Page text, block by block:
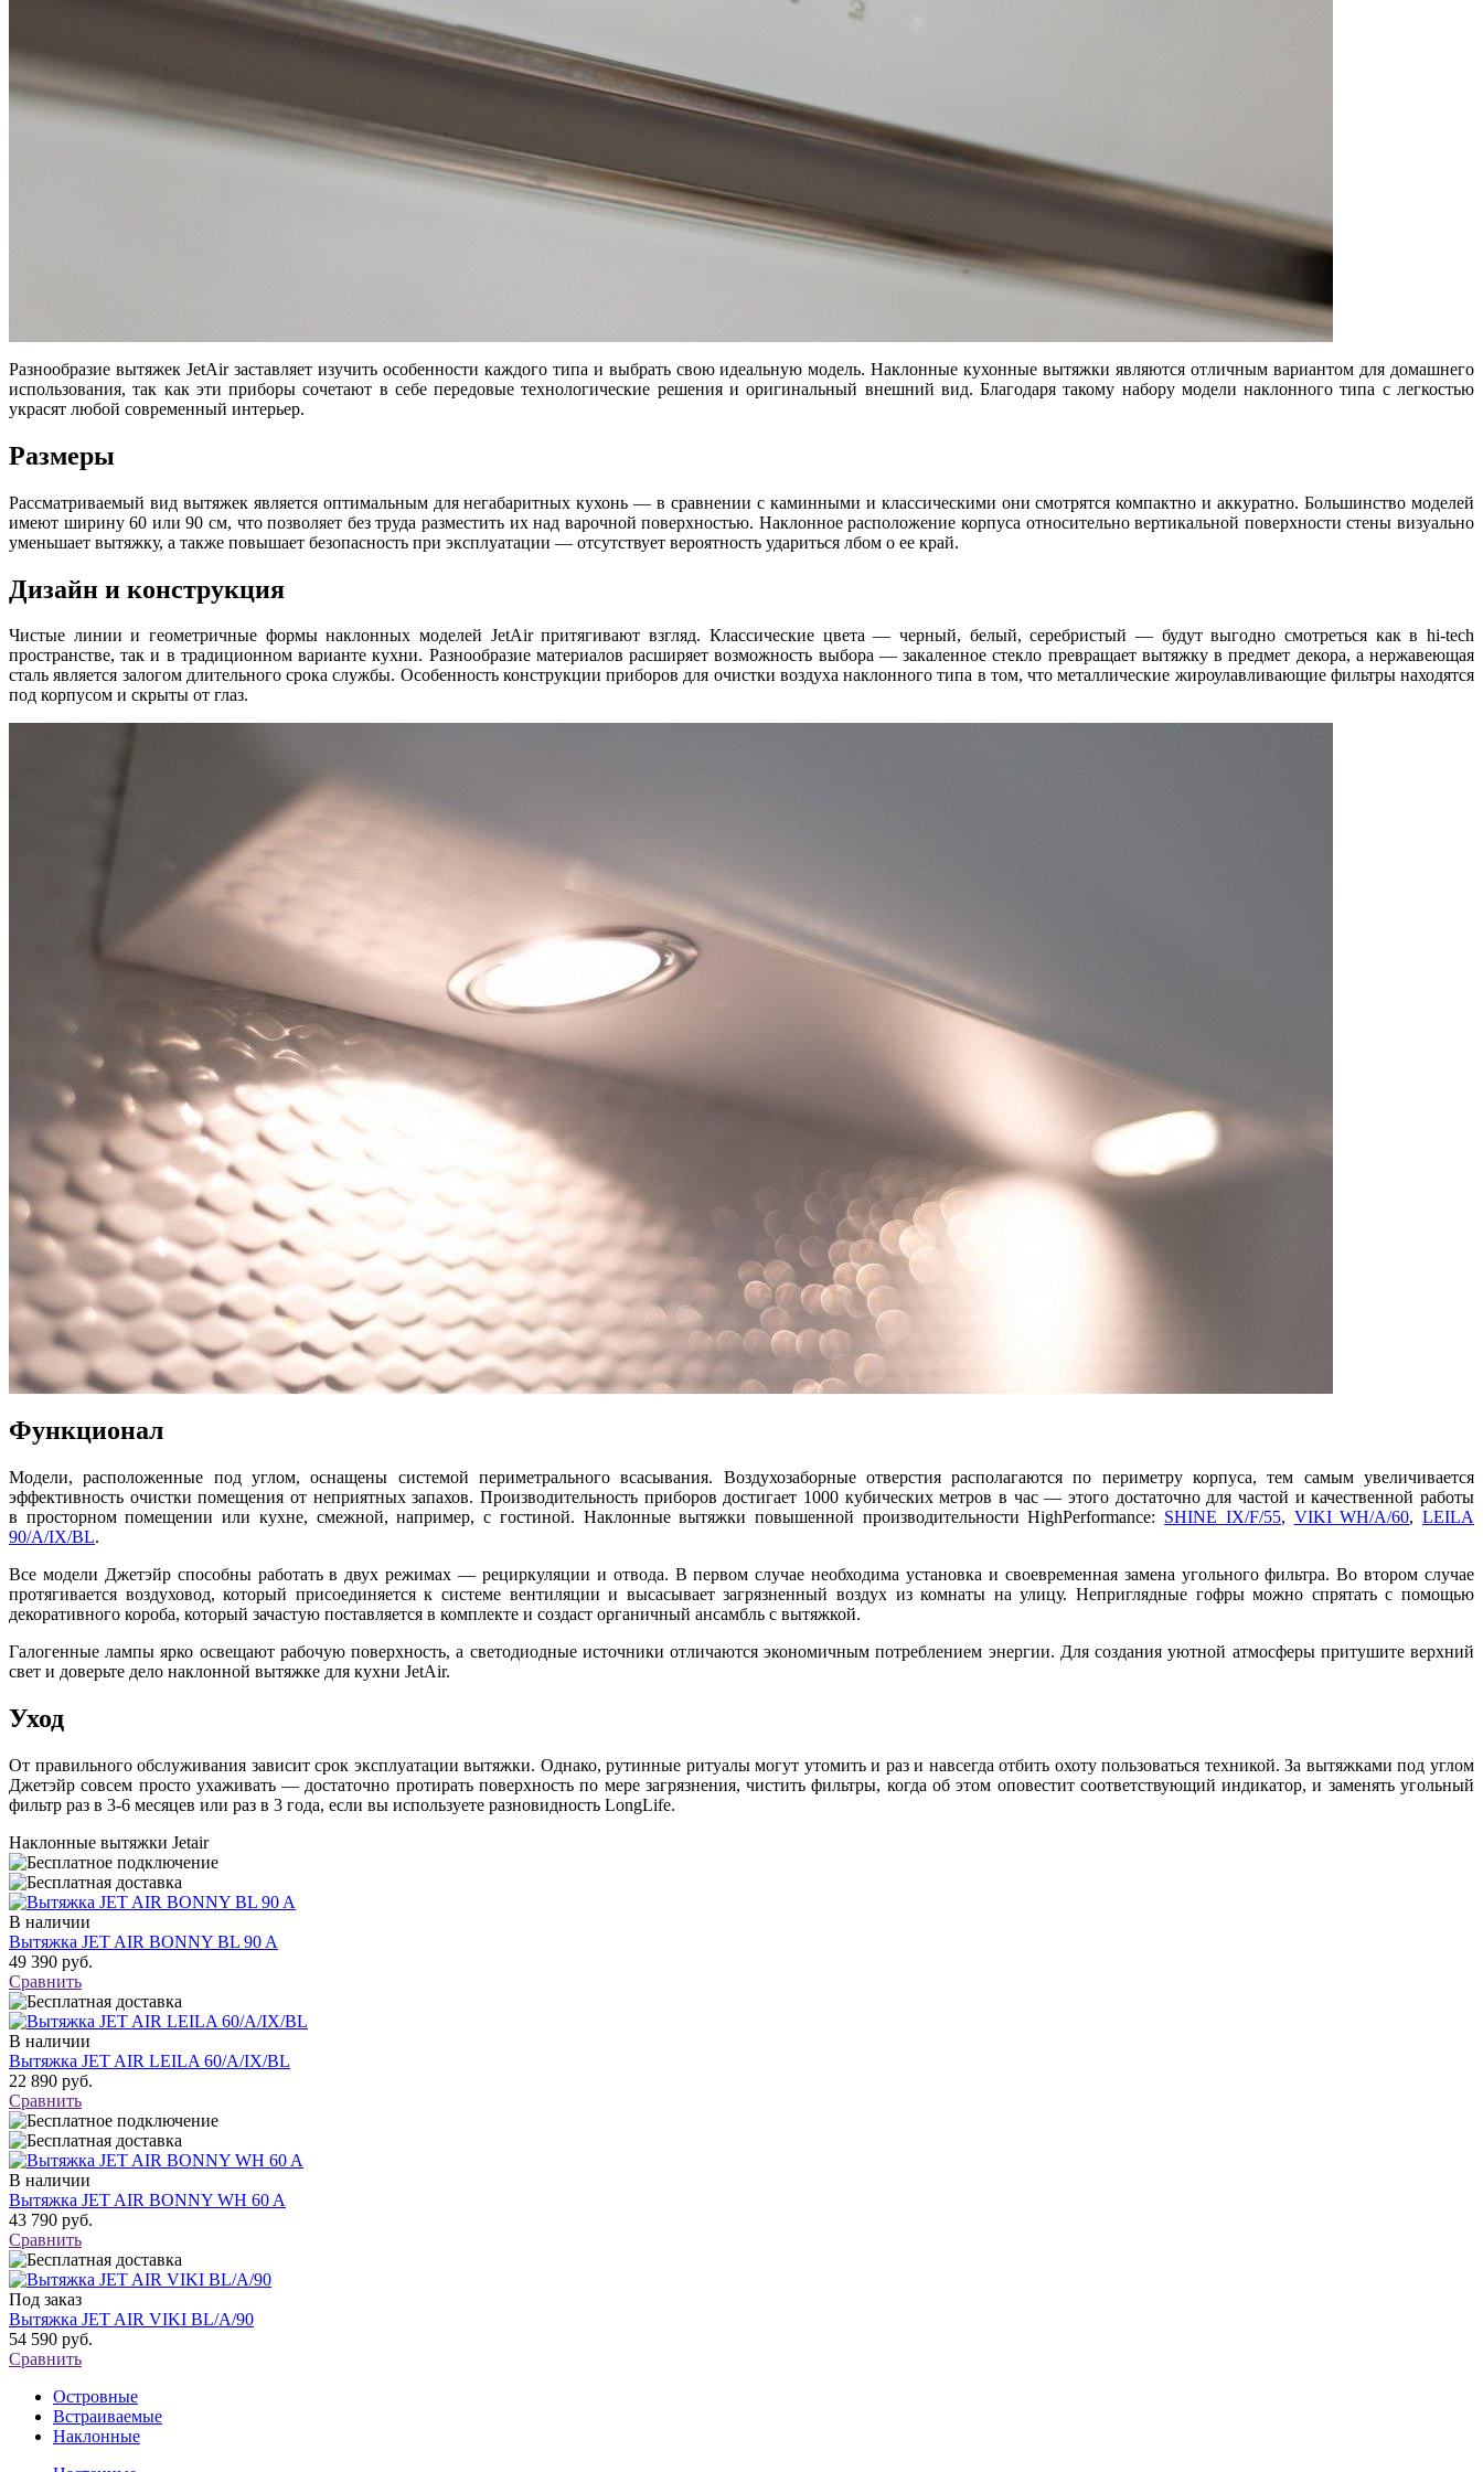
Разнообразие вытяжек JetAir заставляет изучить особенности каждого типа и выбрать свою идеальную модель. Наклонные кухонные вытяжки являются отличным вариантом для домашнего
использования, так как эти приборы сочетают в себе передовые технологические решения и оригинальный внешний вид. Благодаря такому набору модели наклонного типа с легкостью
украсят любой современный интерьер.
Размеры
Рассматриваемый вид вытяжек является оптимальным для негабаритных кухонь — в сравнении с каминными и классическими они смотрятся компактно и аккуратно. Большинство моделей
имеют ширину 60 или 90 см, что позволяет без труда разместить их над варочной поверхностью. Наклонное расположение корпуса относительно вертикальной поверхности стены визуально
уменьшает вытяжку, а также повышает безопасность при эксплуатации — отсутствует вероятность удариться лбом о ее край.
Дизайн и конструкция
Чистые линии и геометричные формы наклонных моделей JetAir притягивают взгляд. Классические цвета — черный, белый, серебристый — будут выгодно смотреться как в hi-tech
пространстве, так и в традиционном варианте кухни. Разнообразие материалов расширяет возможность выбора — закаленное стекло превращает вытяжку в предмет декора, а нержавеющая
сталь является залогом длительного срока службы. Особенность конструкции приборов для очистки воздуха наклонного типа в том, что металлические жироулавливающие фильтры находятся
под корпусом и скрыты от глаз.
Функционал
Модели, расположенные под углом, оснащены системой периметрального всасывания. Воздухозаборные отверстия располагаются по периметру корпуса, тем самым увеличивается
эффективность очистки помещения от неприятных запахов. Производительность приборов достигает 1000 кубических метров в час — этого достаточно для частой и качественной работы
в просторном помещении или кухне, смежной, например, с гостиной. Наклонные вытяжки повышенной производительности HighPerformance: SHINE IX/F/55, VIKI WH/A/60,LEILA
90/A/IX/BL.
Все модели Джетэйр способны работать в двух режимах — рециркуляции и отвода. В первом случае необходима установка и своевременная замена угольного фильтра. Во втором случае
протягивается воздуховод, который присоединяется к системе вентиляции и высасывает загрязненный воздух из комнаты на улицу. Неприглядные гофры можно спрятать с помощью
декоративного короба, который зачастую поставляется в комплекте и создаст органичный ансамбль с вытяжкой.
Галогенные лампы ярко освещают рабочую поверхность, а светодиодные источники отличаются экономичным потреблением энергии. Для создания уютной атмосферы притушите верхний
свет и доверьте дело наклонной вытяжке для кухни JetAir.
Уход
От правильного обслуживания зависит срок эксплуатации вытяжки. Однако, рутинные ритуалы могут утомить и раз и навсегда отбить охоту пользоваться техникой. За вытяжками под углом
Джетэйр совсем просто ухаживать — достаточно протирать поверхность по мере загрязнения, чистить фильтры, когда об этом оповестит соответствующий индикатор, и заменять угольный
фильтр раз в 3-6 месяцев или раз в 3 года, если вы используете разновидность LongLife.
Наклонные вытяжки Jetair
В наличии
Вытяжка JET AIR BONNY BL 90 A
49 390 руб.
Сравнить
В наличии
Вытяжка JET AIR LEILA 60/A/IX/BL
22 890 руб.
Сравнить
В наличии
Вытяжка JET AIR BONNY WH 60 A
43 790 руб.
Сравнить
Под заказ
Вытяжка JET AIR VIKI BL/A/90
54 590 руб.
Сравнить
Островные
Встраиваемые
Наклонные